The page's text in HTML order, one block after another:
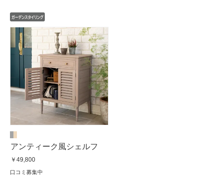
アンティーク風シェルフ
￥49,800
口コミ募集中